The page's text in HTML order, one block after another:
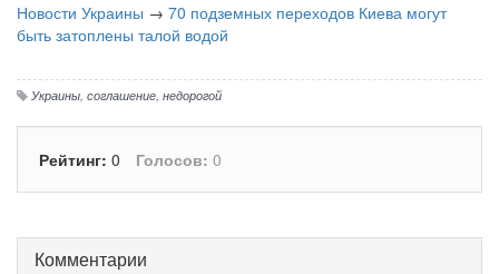
Новости Украины → 70 подземных переходов Киева могут
быть затоплены талой водой
Украины соглашение недорогой
Рейтинг: 0 Голосов: 0
Комментарии